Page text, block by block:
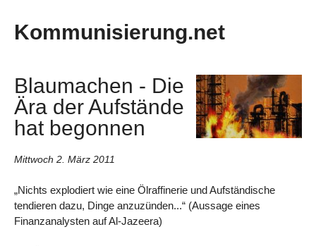
Kommunisierung.net
Blaumachen - Die
Ära der Aufstände
hat begonnen
Mittwoch 2. März 2011
„Nichts explodiert wie eine Ölraffinerie und Aufständische
tendieren dazu, Dinge anzuzünden...“ (Aussage eines
Finanzanalysten auf Al-Jazeera)